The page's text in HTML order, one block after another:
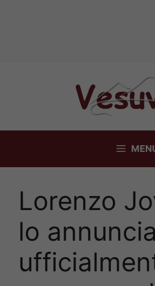
Lorenzo
lo annuncia